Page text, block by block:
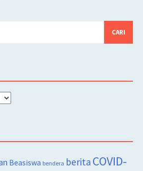
Beasiswa bendera berita COVID-